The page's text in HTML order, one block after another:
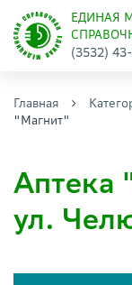
ЕДИНАЯ
(3532)
Главная
"Магнит"
Аптека
ул.